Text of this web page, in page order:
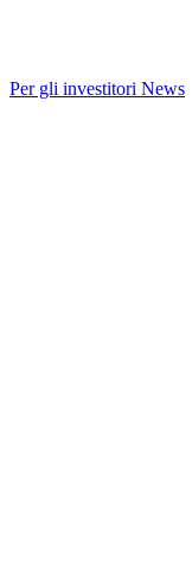
Per gli investitori News